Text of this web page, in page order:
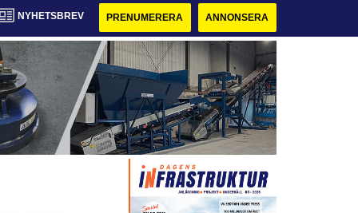
NYHETSBREV PRENUMERERA ANNONSERA